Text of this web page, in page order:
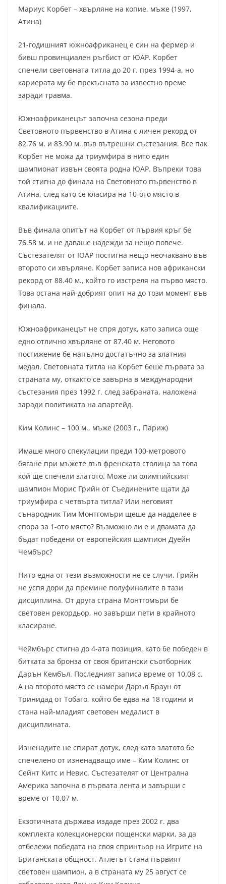
Мариус Корбет – хвърляне на копие, мъже (1997,
Атина)
21-годишният южноафриканец е син на фермер и
бивш провинциален ръгбист от ЮАР. Корбет
спечели световната титла до 20 г. през 1994-а, но
кариерата му бе прекъсната за известно време
заради травма.
Южноафриканецът започна сезона преди
Световното първенство в Атина с личен рекорд от
82.76 м. и 83.90 м. във вътрешни състезания. Все пак
Корбет не можа да триумфира в нито един
шампионат извън своята родна ЮАР. Въпреки това
той стигна до финала на Световното първенство в
Атина, след като се класира на 10-ото място в
квалификациите.
Във финала опитът на Корбет от първия кръг бе
76.58 м. и не даваше надежди за нещо повече.
Състезателят от ЮАР постигна нещо неочаквано във
второто си хвърляне. Корбет записа нов африкански
рекорд от 88.40 м., който го изстреля на първо място.
Това остана най-добрият опит на до този момент във
финала.
Южноафриканецът не спря дотук, като записа още
едно отлично хвърляне от 87.40 м. Неговото
постижение бе напълно достатъчно за златния
медал. Световната титла на Корбет беше първата за
страната му, откакто се завърна в международни
състезания през 1992 г. след забраната, наложена
заради политиката на апартейд.
Ким Колинс – 100 м., мъже (2003 г., Париж)
Имаше много спекулации преди 100-метровото
бягане при мъжете във френската столица за това
кой ще спечели златото. Може ли олимпийският
шампион Морис Грийн от Съединените щати да
триумфира с четвърта титла? Или неговият
сънародник Тим Монтгомъри щеше да надделее в
спора за 1-ото място? Възможно ли е и двамата да
бъдат победени от европейския шампион Дуейн
Чембърс?
Нито една от тези възможности не се случи. Грийн
не успя дори да премине полуфиналите в тази
дисциплина. От друга страна Монтгомъри бе
световен рекордьор, но завърши пети в крайното
класиране.
Чеймбърс стигна до 4-ата позиция, като бе победен в
битката за бронза от своя британски съотборник
Дарън Кембъл. Последният записа време от 10.08 с.
А на второто място се намери Даръл Браун от
Тринидад от Тобаго, който бе едва на 18 години и
стана най-младият световен медалист в
дисциплината.
Изненадите не спират дотук, след като златото бе
спечелено от изненадващо име – Ким Колинс от
Сейнт Китс и Невис. Състезателят от Централна
Америка започна в първата лента и завърши с
време от 10.07 м.
Екзотичната държава издаде през 2002 г. два
комплекта колекционерски пощенски марки, за да
отбележи победата на своя спринтьор на Игрите на
Британската общност. Атлетът стана първият
световен шампион, а в страната му 25 август се